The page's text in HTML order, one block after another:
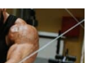
se reconstruit ?